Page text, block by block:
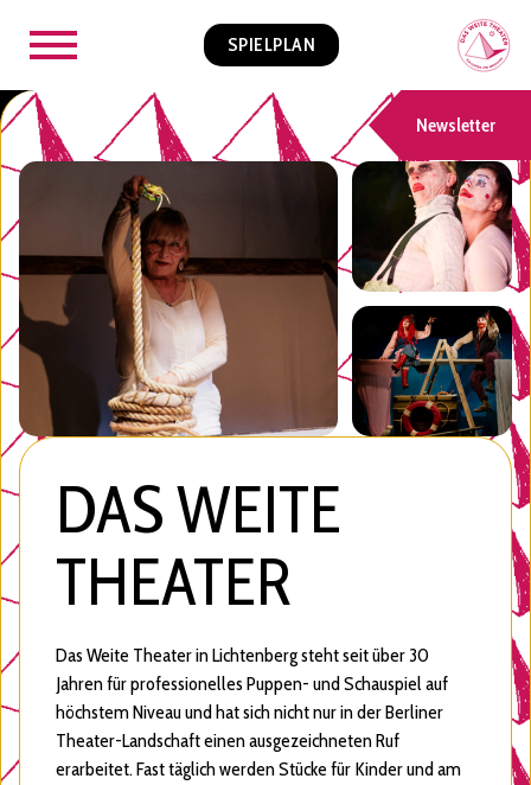
SPIELPLAN
Newsletter
DAS WEITE
THEATER
Das Weite Theater in Lichtenberg steht seit über 30
Jahren für professionelles Puppen- und Schauspiel auf
höchstem Niveau und hat sich nicht nur in der Berliner
Theater-Landschaft einen ausgezeichneten Ruf
erarbeitet. Fast täglich werden Stücke für Kinder und am